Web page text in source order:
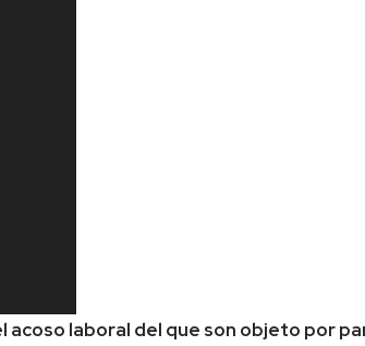
acoso laboral del que son objeto por